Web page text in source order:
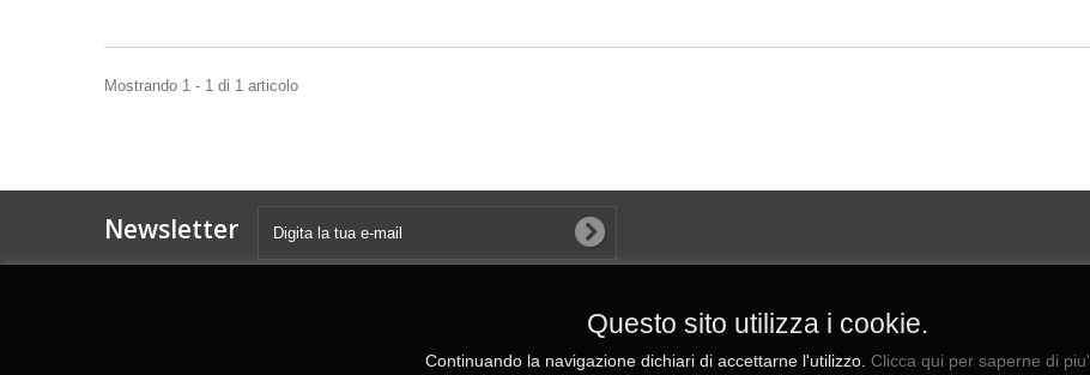
Mostrando 1 - 1 di 1 articolo
Newsletter
Questo sito utilizza i cookie.
Continuando la navigazione dichiari di accettarne l'utilizzo. Clicca qui per saperne di piu'